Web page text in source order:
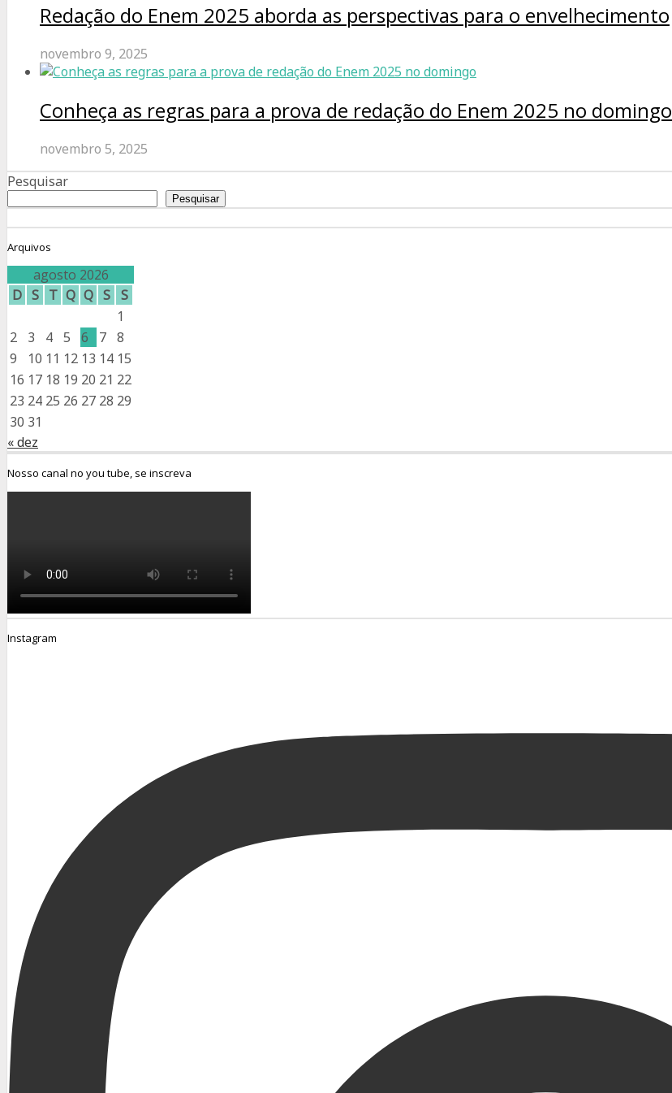
Redação do Enem 2025 aborda as perspectivas para o envelhecimento
novembro 9, 2025
Conheça as regras para a prova de redação do Enem 2025 no domingo
novembro 5, 2025
Pesquisar
Pesquisar
Arquivos
agosto 2026
D S T Q Q S
S
1
2
3 4 5 6 7 8
9
10 11 12 13 14 15
16 17 18 19 20 21 22
23 24 25 26 27 28 29
30 31
« dez
Nosso canal no you tube, se inscreva
Instagram